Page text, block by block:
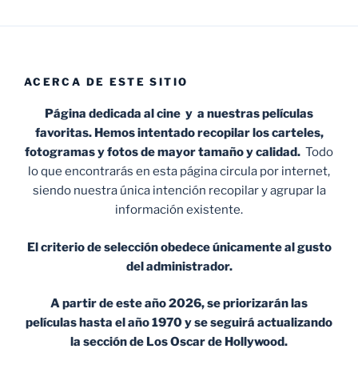
ACERCA DE ESTE SITIO
Página dedicada al cine y a nuestras películas
favoritas. Hemos intentado recopilar los carteles,
fotogramas y fotos de mayor tamaño y calidad. Todo
lo que encontrarás en esta página circula por internet,
siendo nuestra única intención recopilar y agrupar la
información existente.
El criterio de selección obedece únicamente al gusto
del administrador.
A partir de este año 2026, se priorizarán las
películas hasta el año 1970 y se seguirá actualizando
la sección de Los Oscar de Hollywood.